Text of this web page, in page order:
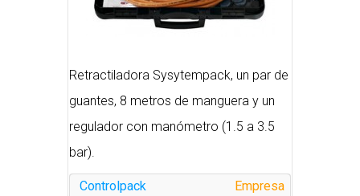
Retractiladora Sysytempack, un par de
guantes, 8 metros de manguera y un
regulador con manómetro (1.5 a 3.5
bar).
Empresa
Controlpack